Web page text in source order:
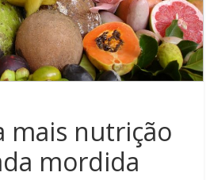
mais nutrição
mordida